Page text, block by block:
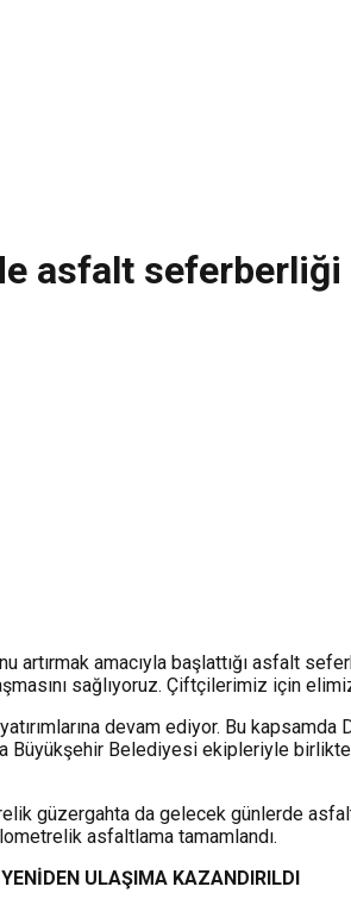
asfalt
artırmak amacıyla başlattığı asfalt
sağlıyoruz. Çiftçilerimiz için
devam ediyor. Bu
Büyükşehir Belediyesi ekipleriyle
güzergahta da gelecek günlerde
asfaltlama tamamlandı.
ULAŞIMA KAZANDIRILDI